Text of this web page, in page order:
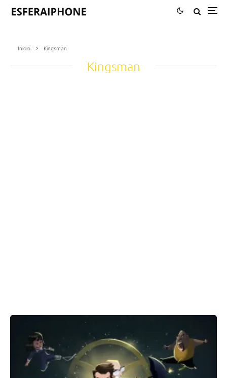
Inicio Kingsman
Kingsman